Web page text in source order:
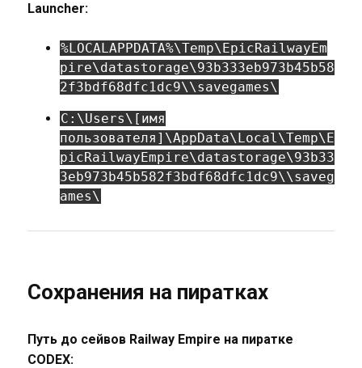
Launcher:
%LOCALAPPDATA%\Temp\EpicRailwayEm
pire\datastorage\93b333eb973b45b58
2f3bdf68dfc1dc9\\savegames\
C:\Users\[имя
пользователя]\AppData\Local\Temp\E
picRailwayEmpire\datastorage\93b33
3eb973b45b582f3bdf68dfc1dc9\\saveg
ames\
Сохранения на пиратках
Путь до сейвов Railway Empire на пиратке
CODEX: